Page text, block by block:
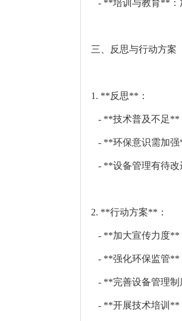
- **培训与教育**：
三、反思与行动方案
1. **反思**：
- **技术普及不足**
- **环保意识需加强
- **设备管理有待改
2. **行动方案**：
- **加大宣传力度**
- **强化环保监管**
- **完善设备管理制
- **开展技术培训**